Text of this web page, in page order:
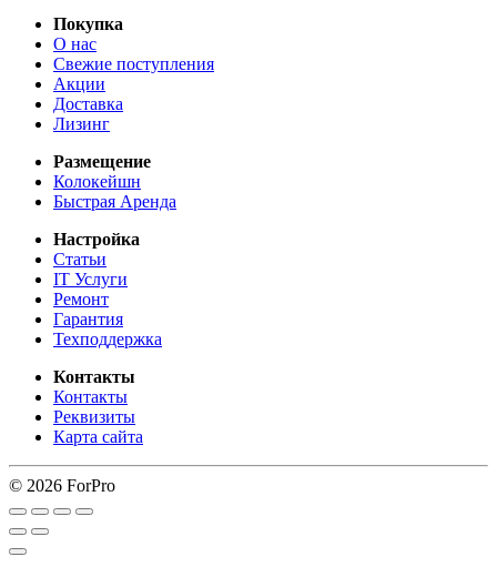
Покупка
О нас
Свежие поступления
Акции
Доставка
Лизинг
Размещение
Колокейшн
Быстрая Аренда
Настройка
Статьи
IT Услуги
Ремонт
Гарантия
Техподдержка
Контакты
Контакты
Реквизиты
Карта сайта
© 2026 ForPro